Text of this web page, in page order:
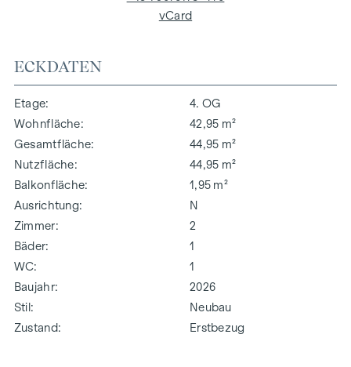
ECKDATEN
Etage
4. OG
Wohnfläche
42,95 m²
Gesamtfläche
44,95 m²
Nutzfläche
44,95 m²
Balkonfläche
1,95 m²
Ausrichtung
N
Zimmer
2
Bäder
1
WC
1
Baujahr
2026
Stil
Neubau
Zustand
Erstbezug
vCard